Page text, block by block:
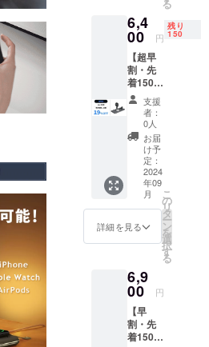
電器 1
台 USB-
C to C
ケーブ
ル 1個
取扱説
明書(英
料込み
の価格
です。
※使用感
等に関
する返
品・返
金はお
受けい
カラー
などの
が、
ディス
プレイ
る
6,4
00 円
残り
150
【超早
割・先
着150
名】
3in1充
電器 1
個 韓国
内定価
7,900円
6,400円
(税込
み・関
税込み)
◇セッ
電器 1
台 USB-
C to C
ケーブ
ル 1個
取扱説
支援
者：
0人
お届
け予
定：
2024
年09
月
詳細を見る
こ
の
リ
タ
ー
ン
を
選
択
す
る
6,9
00 円
【早
割・先
着150